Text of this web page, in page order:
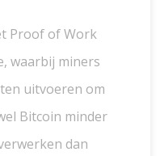
Proof of Work
waarbij miners
uitvoeren om
Bitcoin minder
dan